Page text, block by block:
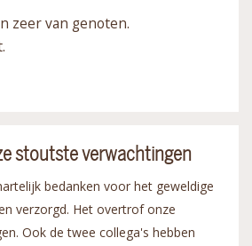
zeer van genoten.
stoutste verwachtingen
bedanken voor het geweldige
verzorgd. Het overtrof onze
Ook de twee collega's hebben